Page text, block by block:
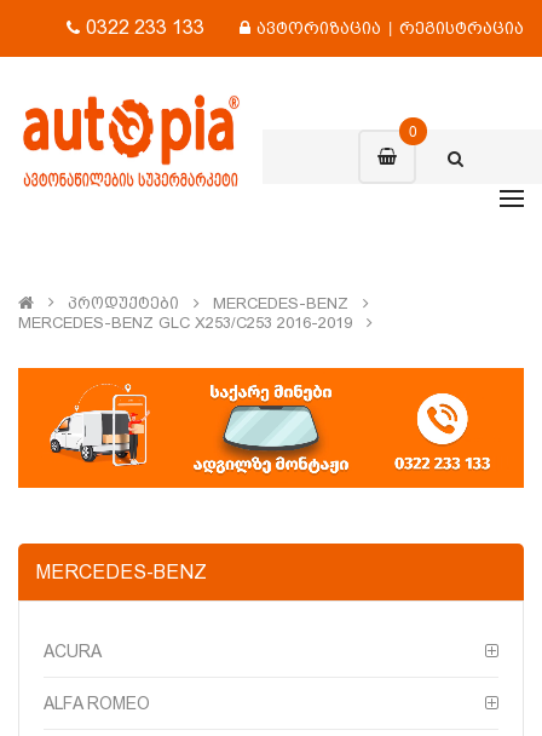
0322 233 133 ავტორიზაცია | რეგისტრაცია
0
Პროდუქტები
MERCEDES-BENZ
MERCEDES-BENZ GLC X253/C253 2016-2019
MERCEDES-BENZ
ACURA
ALFA ROMEO